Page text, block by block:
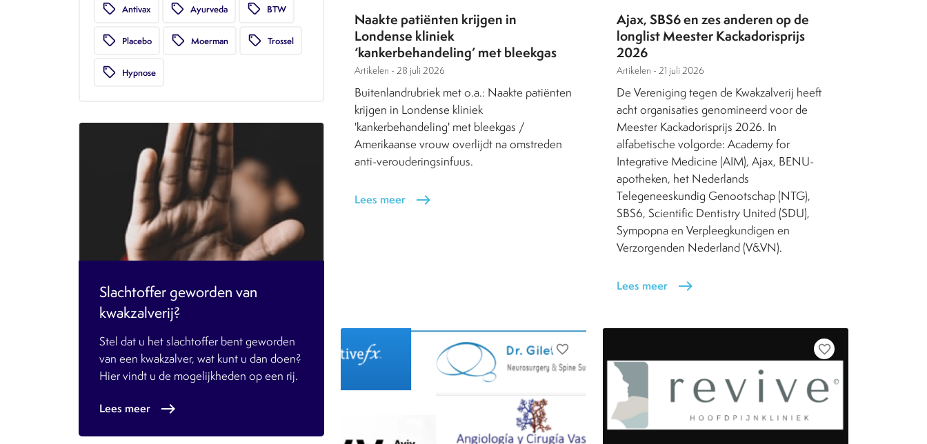
local_offer Antivax local_offer Ayurveda local_offer BTW
local_offer Placebo local_offer Moerman local_offer Trossel
local_offer Hypnose
Slachtoffer geworden van
kwakzalverij?
Stel dat u het slachtoffer bent geworden
van een kwakzalver, wat kunt u dan doen?
Hier vindt u de mogelijkheden op een rij.
Lees meer east
Naakte patiënten krijgen in
Londense kliniek
‘kankerbehandeling’ met bleekgas
Artikelen - 28 juli 2026
Buitenlandrubriek met o.a.: Naakte patiënten
krijgen in Londense kliniek
'kankerbehandeling' met bleekgas /
Amerikaanse vrouw overlijdt na omstreden
anti-verouderingsinfuus.
Lees meer east
Ajax, SBS6 en zes anderen op de
longlist Meester Kackadorisprijs
2026
Artikelen - 21 juli 2026
De Vereniging tegen de Kwakzalverij heeft
acht organisaties genomineerd voor de
Meester Kackadorisprijs 2026. In
alfabetische volgorde: Academy for
Integrative Medicine (AIM), Ajax, BENU-
apotheken, het Nederlands
Telegeneeskundig Genootschap (NTG),
SBS6, Scientific Dentistry United (SDU),
Sympopna en Verpleegkundigen en
Verzorgenden Nederland (V&VN).
Lees meer east
favorite_border favorite_border